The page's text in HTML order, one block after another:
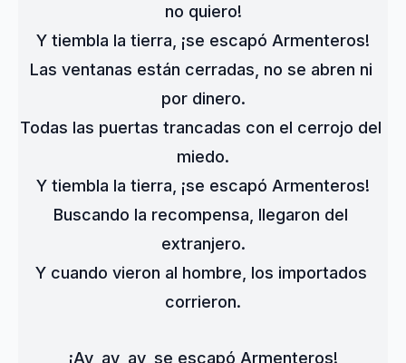
no quiero!
Y tiembla la tierra, ¡se escapó Armenteros!
Las ventanas están cerradas, no se abren ni
por dinero.
Todas las puertas trancadas con el cerrojo del
miedo.
Y tiembla la tierra, ¡se escapó Armenteros!
Buscando la recompensa, llegaron del
extranjero.
Y cuando vieron al hombre, los importados
corrieron.
¡Ay, ay, ay, se escapó Armenteros!